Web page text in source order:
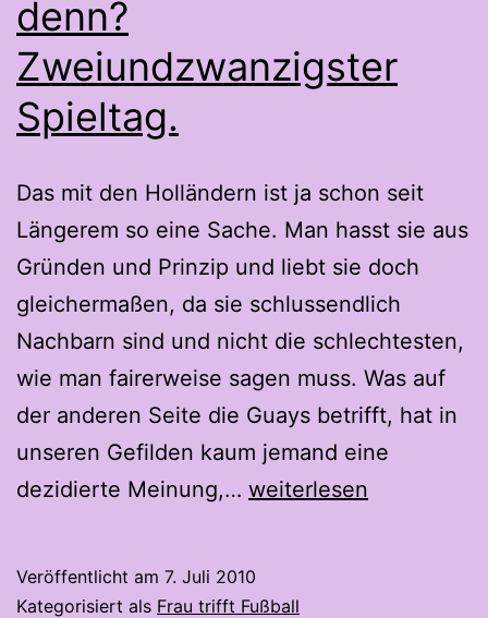
denn?
Zweiundzwanzigster
Spieltag.
Das mit den Holländern ist ja schon seit
Längerem so eine Sache. Man hasst sie aus
Gründen und Prinzip und liebt sie doch
gleichermaßen, da sie schlussendlich
Nachbarn sind und nicht die schlechtesten,
wie man fairerweise sagen muss. Was auf
der anderen Seite die Guays betrifft, hat in
unseren Gefilden kaum jemand eine
dezidierte Meinung,… Projekt:
wen
weiterlesen
Veröffentlicht am 7. Juli 2010
Kategorisiert als Frau trifft Fußball